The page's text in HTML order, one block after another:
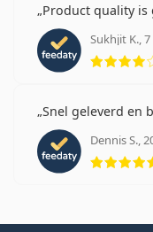
Contactlenzen
Kun je douchen
Meest verkocht
Het is een medisch
voor gebruik.
Product quality is
Sukhjit K.,
Snel geleverd en
Dennis S.,